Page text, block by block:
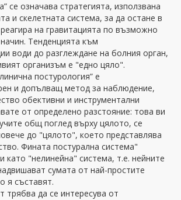
се означава стратегията, използвана
и скелетната система, за да остане в
на гравитацията по възможно
Тенденцията към
води до разглеждане на болния орган,
организъм е "едно цяло".
постурология” е
и допълващ метод за наблюдение,
обективни и инструментални
от определено разстояние: това ви
общ поглед върху цялото, се
до "цялото", което представлява
Фината постурална система"
като "нелинейна" система, т.е. нейните
сумата от най-простите
я съставят.
трябва да се интересува от